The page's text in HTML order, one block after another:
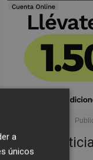
a
únicos